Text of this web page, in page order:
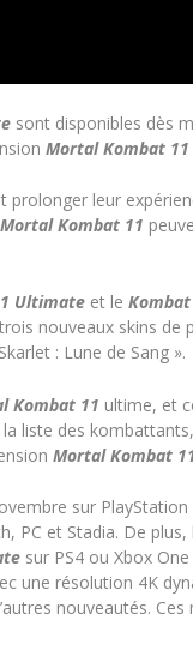
sont disponibles dès
Mortal Kombat
prolonger leur
Mortal Kombat 11
Ultimate et le
nouveaux skins
: Lune de Sang ».
Kombat 11 ultime, et
la liste des
Mortal Kombat
sur
PC et Stadia. De
sur PS4 ou Xbox
une résolution 4K
nouveautés.